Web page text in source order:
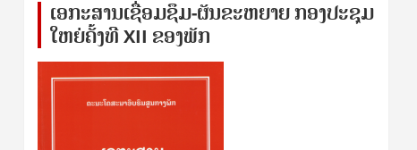
ເອກ​ະ​ສານ​ເຊ​ື່ອມ​ຊ​ຶມ-ຜັນ​ຂະ​ຫ​ຍາຍ ກອງ​ປະ​ຊຸມ​
ໃຫຍ່​ຄັ້ງ​ທີ XII ຂອງ​ພັກ